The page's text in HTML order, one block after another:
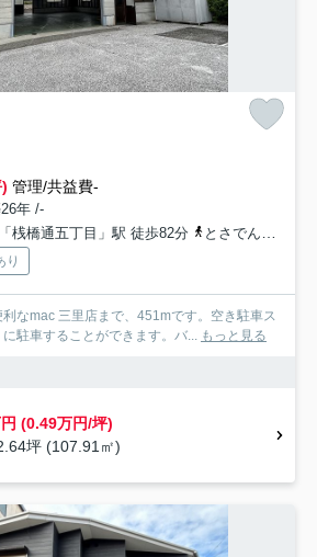
管理/共益費-
年 /-
桟橋通五丁目」駅 徒歩82分
とさでん交通桟橋線「桟橋車庫前」駅 徒歩106分
り
なmac 三里店まで、451mです。空き駐車ス
駐車することができます。バ... もっと見る
(0.49万円/坪)
坪 (107.91㎡)